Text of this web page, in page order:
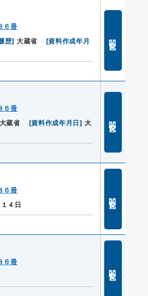
６冊
歴] 大蔵省 [資料作成年月
６冊
大蔵省 [資料作成年月日] 大
６冊
４日
６冊